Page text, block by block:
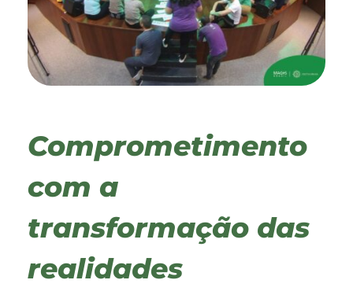
Comprometimento
com a
transformação das
realidades